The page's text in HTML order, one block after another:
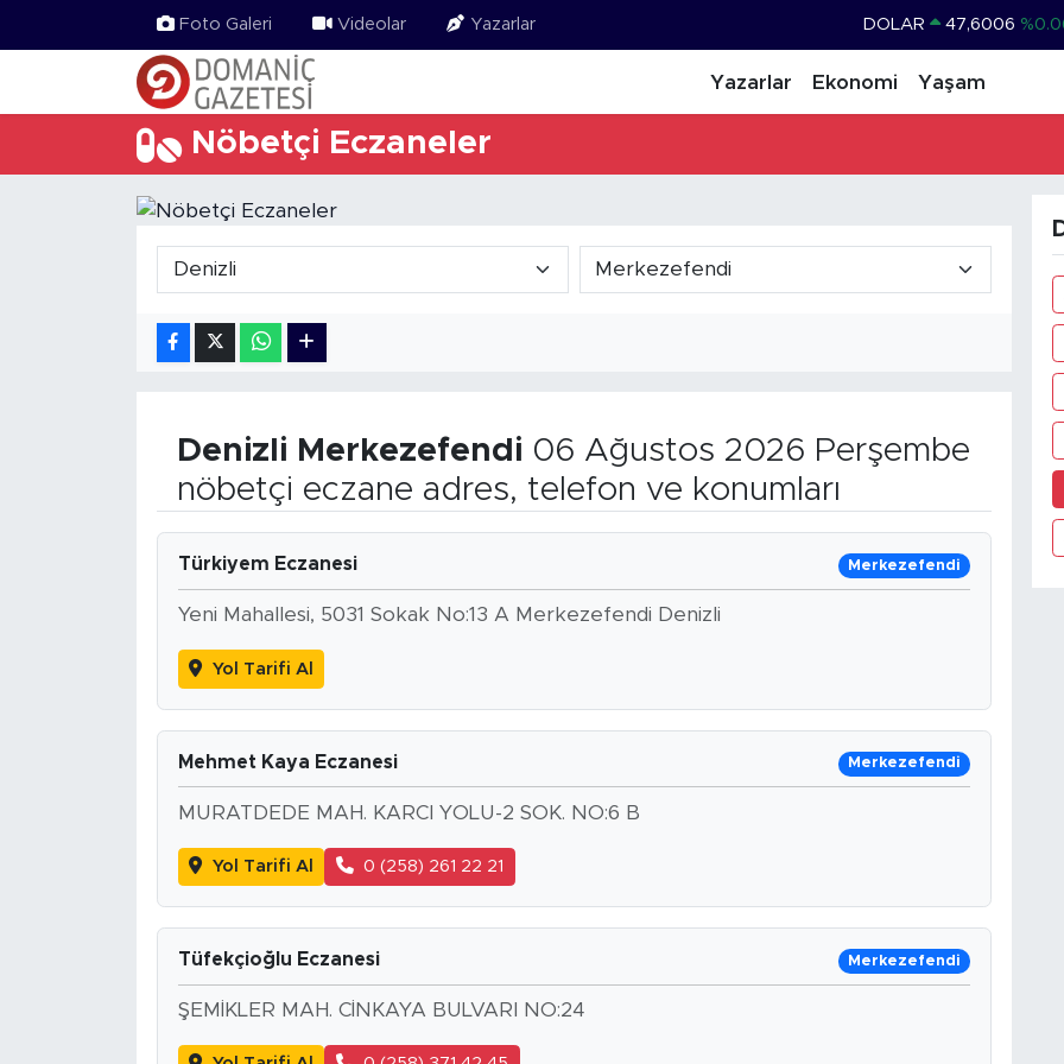
Foto Galeri Videolar Yazarlar DOLAR 47,6006
STERLİN 64,2398
Yazarlar Ekonomi Yaşam
Nöbetçi Eczaneler
Denizli Merkezefendi 06 Ağustos 2026 Perşembe
nöbetçi eczane adres, telefon ve konumları
Türkiyem Eczanesi Merkezefendi
Yeni Mahallesi, 5031 Sokak No:13 A Merkezefendi Denizli
Yol Tarifi Al
Mehmet Kaya Eczanesi Merkezefendi
MURATDEDE MAH. KARCI YOLU-2 SOK. NO:6 B
Yol Tarifi Al 0 (258) 261 22 21
Tüfekçioğlu Eczanesi Merkezefendi
ŞEMİKLER MAH. CİNKAYA BULVARI NO:24